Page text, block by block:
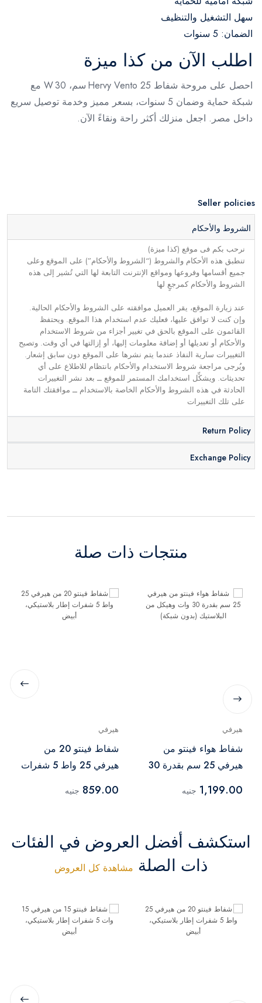
سهل التشغيل والتنظيف
الضمان: 5 سنوات
اطلب الآن من كذا ميزة
احصل على مروحة شفاط Hervy Vento 25 سم، 30 W مع
شبكة حماية وضمان 5 سنوات، بسعر مميز وخدمة توصيل سريع
داخل مصر. اجعل منزلك أكثر راحة ونقاءً الآن.
Seller policies
الشروط والأحكام
نرحب بكم فى موقع (كذا ميزة)
تنطبق هذه الأحكام والشروط (“الشروط والأحكام”) على الموقع وعلى
جميع أقسامها وفروعها ومواقع الإنترنت التابعة لها التي تُشير إلى هذه
الشروط والأحكام كمرجعٍ لها
عند زيارة الموقع، يقر العميل موافقته على الشروط والأحكام الحالية.
وإن كنت لا توافق عليها، فعليك عدم استخدام هذا الموقع. ويحتفظ
القائمون على الموقع بالحق في تغيير أجزاء من شروط الاستخدام
والأحكام أو تعديلها أو إضافة معلومات إليها، أو إزالتها في أي وقت. وتصبح
التغييرات سارية النفاذ عندما يتم نشرها على الموقع دون سابق إشعار.
ويُرجى مراجعة شروط الاستخدام والأحكام بانتظام للاطلاع على أي
تحديثات. ويشكِّل استخدامك المستمر للموقع ــ بعد نشر التغييرات
الحادثة في هذه الشروط والأحكام الخاصة بالاستخدام ــ موافقتك التامة
على تلك التغييرات
Return Policy
Exchange Policy
منتجات ذات صلة
هيرفي
شفاط هواء فينتو من
هيرفي 25 سم بقدرة 30
(بدون شبكة)
1,199.00 جنيه
هيرفي
شفاط فينتو 20 من
هيرفي 25 واط 5 شفرات
859.00 جنيه
استكشف أفضل العروض في الفئات
ذات الصلة مشاهدة كل العروض